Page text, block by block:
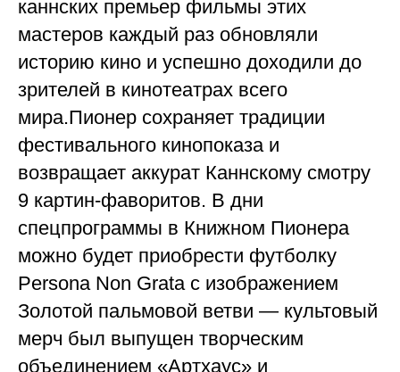
каннских премьер фильмы этих
мастеров каждый раз обновляли
историю кино и успешно доходили до
зрителей в кинотеатрах всего
мира.Пионер сохраняет традиции
фестивального кинопоказа и
возвращает аккурат Каннскому смотру
9 картин-фаворитов. В дни
спецпрограммы в Книжном Пионера
можно будет приобрести футболку
Persona Non Grata c изображением
Золотой пальмовой ветви — культовый
мерч был выпущен творческим
объединением «Артхаус» и